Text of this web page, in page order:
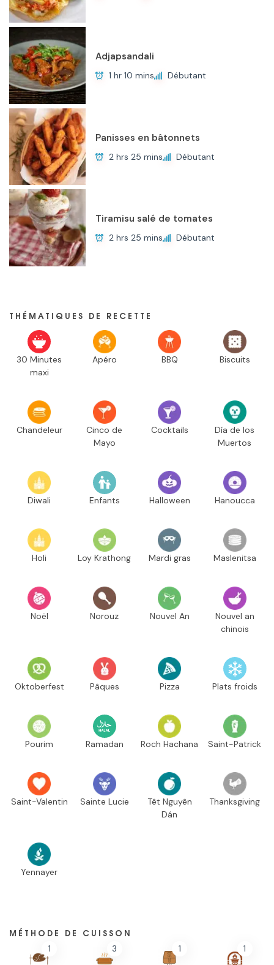
Adjapsandali
1 hr 10 mins Débutant
Panisses en bâtonnets
2 hrs 25 mins Débutant
Tiramisu salé de tomates
2 hrs 25 mins Débutant
THÉMATIQUES DE RECETTE
30 Minutes
maxi
Apéro BBQ Biscuits
Chandeleur
Cinco de
Mayo
Cocktails
Día de los
Muertos
Diwali Enfants Halloween Hanoucca
Holi Loy Krathong Mardi gras Maslenitsa
Noël Norouz Nouvel An
Nouvel an
chinois
Oktoberfest Pâques Pizza Plats froids
Pourim Ramadan Roch Hachana Saint-Patrick
Saint-Valentin Sainte Lucie
Têt Nguyên
Dán
Thanksgiving
Yennayer
MÉTHODE DE CUISSON
1 3 1 1